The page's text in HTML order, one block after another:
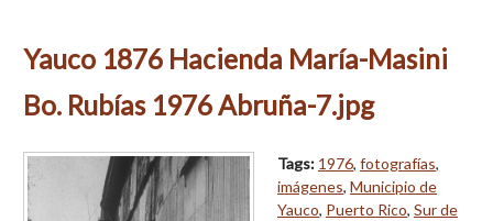
Yauco 1876 Hacienda María-Masini
Bo. Rubías 1976 Abruña-7.jpg
Tags: 1976, fotografías,
imágenes, Municipio de
Yauco, Puerto Rico, Sur de